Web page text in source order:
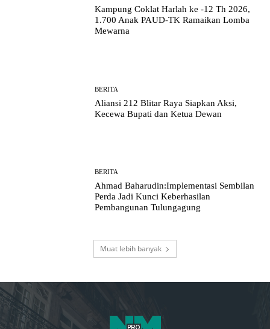
Kampung Coklat Harlah ke -12 Th 2026,
1.700 Anak PAUD-TK Ramaikan Lomba
Mewarna
BERITA
Aliansi 212 Blitar Raya Siapkan Aksi,
Kecewa Bupati dan Ketua Dewan
BERITA
Ahmad Baharudin:Implementasi Sembilan
Perda Jadi Kunci Keberhasilan
Pembangunan Tulungagung
Muat lebih banyak